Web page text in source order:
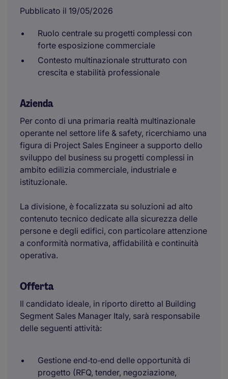
Pubblicato il 19/05/2026
Ruolo centrale su progetti complessi con
forte esposizione commerciale
Contesto multinazionale strutturato con
crescita e stabilità professionale
Azienda
Per conto di una primaria realtà multinazionale
operante nel settore life & safety, ricerchiamo una
figura di Project Sales Engineer a supporto dello
sviluppo del business su progetti complessi in
ambito edilizia commerciale, industriale e
istituzionale.
La divisione, è focalizzata su soluzioni ad alto
contenuto tecnico dedicate alla sicurezza delle
persone e degli edifici, con particolare attenzione
a conformità normativa, affidabilità e continuità
operativa.
Offerta
Il candidato ideale, in riporto diretto al Building
Segment Sales Manager Italy, sarà responsabile
delle seguenti attività:
Gestione end‑to‑end delle opportunità di
progetto (RFQ, tender, negoziazione,